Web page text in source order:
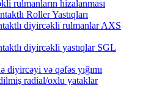
rulmanların hizalanması
Roller Yastıqları
diyircəkli rulmanlar AXS
diyircəkli yastıqlar SGL
diyircəyi və qəfəs yığımı
radial/oxlu yataklar